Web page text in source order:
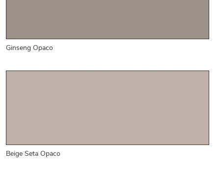
Ginseng Opaco
Beige Seta Opaco